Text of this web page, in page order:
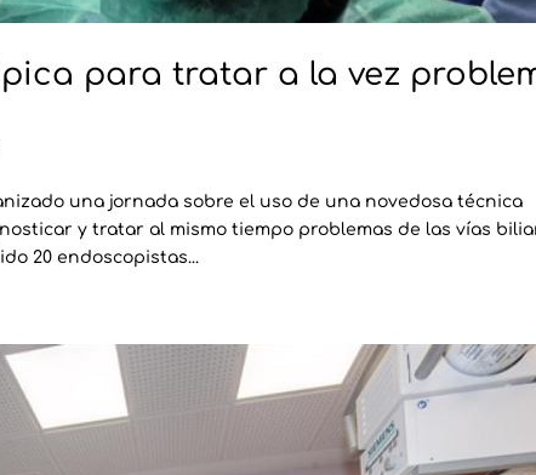
para tratar a la vez
una jornada sobre el uso de una novedosa técnica
y tratar al mismo tiempo problemas de las vías
20 endoscopistas...